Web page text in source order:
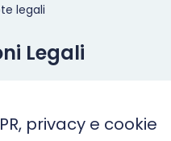
legali
Legali
privacy e cookie